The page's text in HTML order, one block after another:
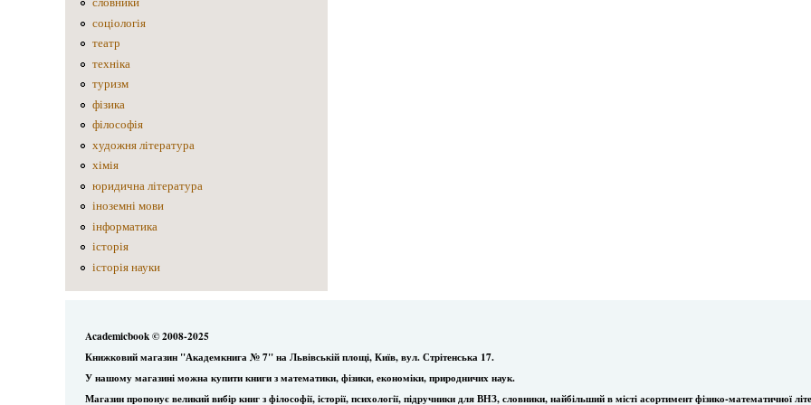
соціологія
театр
техніка
туризм
фізика
філософія
художня література
хімія
юридична література
іноземні мови
інформатика
історія
історія науки
Academicbook © 2008-2025
Книжковий магазин "Академкнига № 7" на Львівській площі, Київ, вул. Стрітенська 17.
У нашому магазині можна купити книги з математики, фізики, економіки, природничих наук.
Магазин пропонує великий вибір книг з філософії, історії, психології, підручники для ВНЗ, словники, найбільший в місті асортимент фізико-математичної